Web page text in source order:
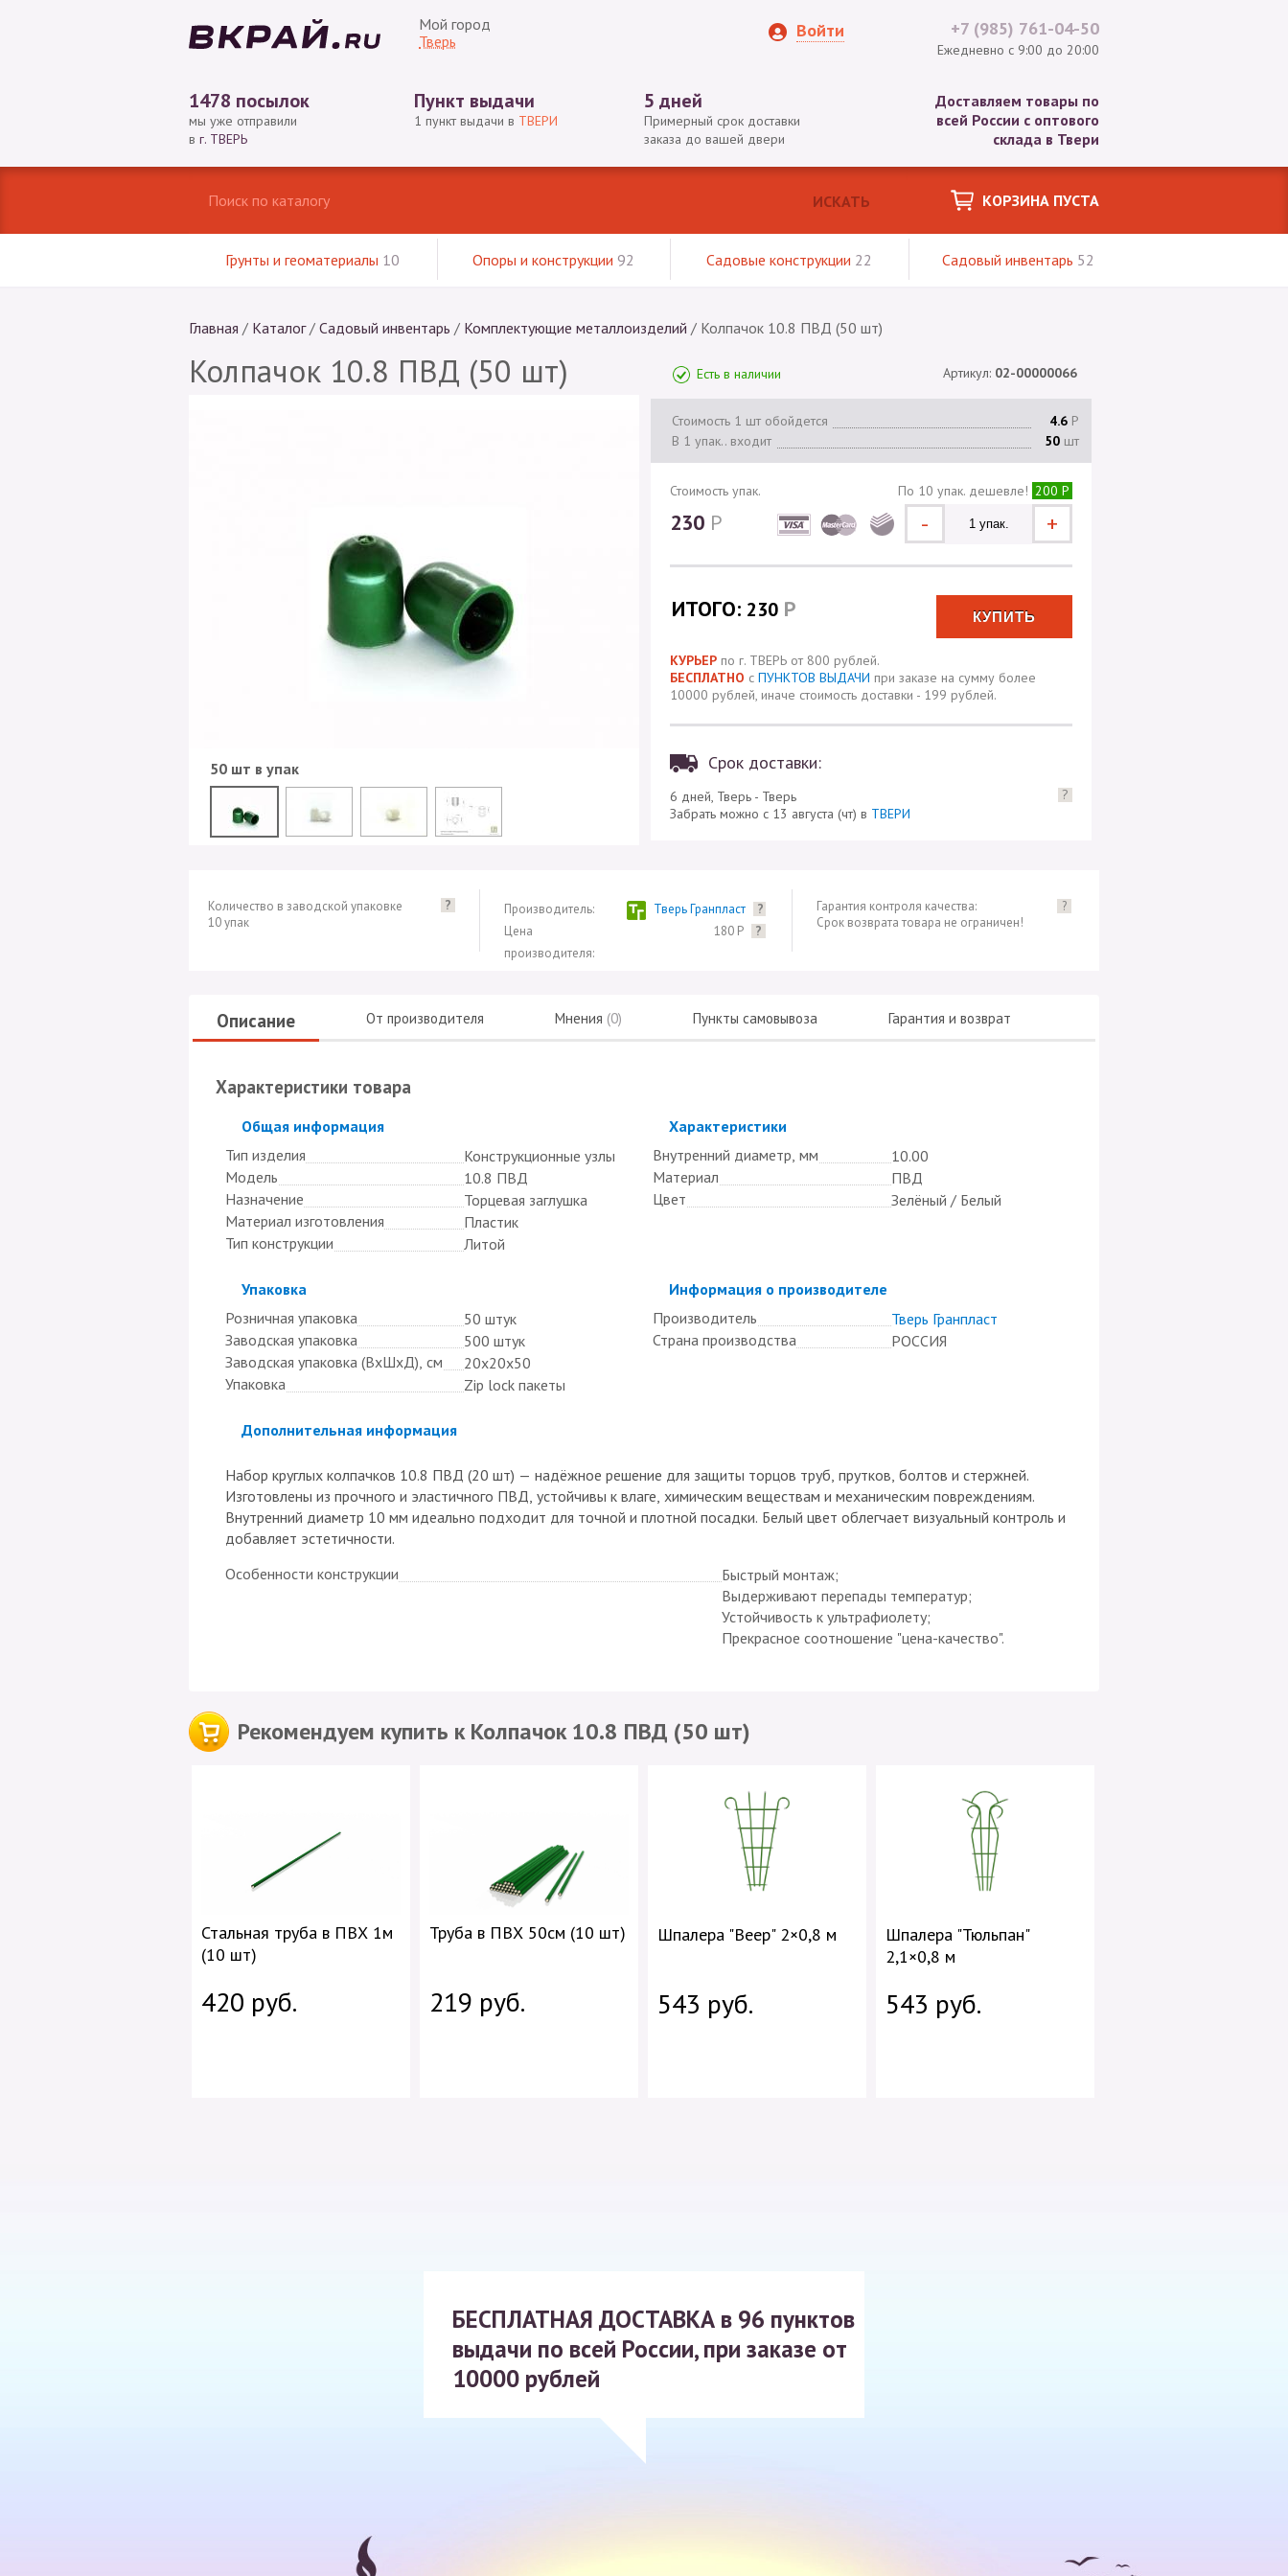
Мой город
Тверь
Войти +7 (985) 761-04-50
Ежедневно с 9:00 до 20:00
1478 посылок
мы уже отправили
в г. ТВЕРЬ
Пункт выдачи
1 пункт выдачи в ТВЕРИ
5 дней
Примерный срок доставки
заказа до вашей двери
Доставляем товары по
всей России с оптового
склада в Твери
КОРЗИНА ПУСТА
Грунты и геоматериалы 10 Опоры и конструкции 92 Садовые конструкции 22 Садовый инвентарь 52
Главная / Каталог / Садовый инвентарь / Комплектующие металлоизделий / Колпачок 10.8 ПВД (50 шт)
Колпачок 10.8 ПВД (50 шт)
50 шт в упак
Есть в наличии Артикул: 02-00000066
Стоимость 1 шт обойдется 4.6 Р
В 1 упак.. входит
50 шт
Стоимость упак. По 10 упак. дешевле! 200 Р
230 Р +
-
ИТОГО: 230 Р
КУРЬЕР по г. ТВЕРЬ от 800 рублей.
БЕСПЛАТНО с ПУНКТОВ ВЫДАЧИ при заказе на сумму более
10000 рублей, иначе стоимость доставки - 199 рублей.
Срок доставки:
6 дней, Тверь - Тверь
Забрать можно с 13 августа (чт) в ТВЕРИ
?
?
Количество в заводской упаковке
10 упак
Производитель: Тверь Гранпласт
?
Цена
производителя:
180 Р ?
Гарантия контроля качества:
Срок возврата товара не ограничен!
?
Описание От производителя Мнения (0) Пункты самовывоза Гарантия и возврат
Характеристики товара
Скрыть
Общая информация
Тип изделия
Конструкционные узлы
Модель
10.8 ПВД
Назначение
Торцевая заглушка
Материал изготовления
Пластик
Тип конструкции
Литой
Скрыть
Характеристики
Внутренний диаметр, мм
10.00
Материал
ПВД
Цвет
Зелёный / Белый
Скрыть
Упаковка
Розничная упаковка
50 штук
Заводская упаковка
500 штук
Заводская упаковка (ВхШхД), см
20х20х50
Упаковка
Zip lock пакеты
Скрыть
Информация о производителе
Производитель
Тверь Гранпласт
Страна производства
РОССИЯ
Скрыть
Дополнительная информация
Набор круглых колпачков 10.8 ПВД (20 шт) — надёжное решение для защиты торцов труб, прутков, болтов и стержней.
Изготовлены из прочного и эластичного ПВД, устойчивы к влаге, химическим веществам и механическим повреждениям.
Внутренний диаметр 10 мм идеально подходит для точной и плотной посадки. Белый цвет облегчает визуальный контроль и
добавляет эстетичности.
Особенности конструкции
Быстрый монтаж;
Выдерживают перепады температур;
Устойчивость к ультрафиолету;
Прекрасное соотношение "цена-качество".
Рекомендуем купить к Колпачок 10.8 ПВД (50 шт)
Стальная труба в ПВХ 1м
(10 шт)
420 руб.
Труба в ПВХ 50см (10 шт)
219 руб.
Шпалера "Веер" 2×0,8 м
543 руб.
Шпалера "Тюльпан"
2,1×0,8 м
543 руб.
БЕСПЛАТНАЯ ДОСТАВКА в 96 пунктов
выдачи по всей России, при заказе от
10000 рублей